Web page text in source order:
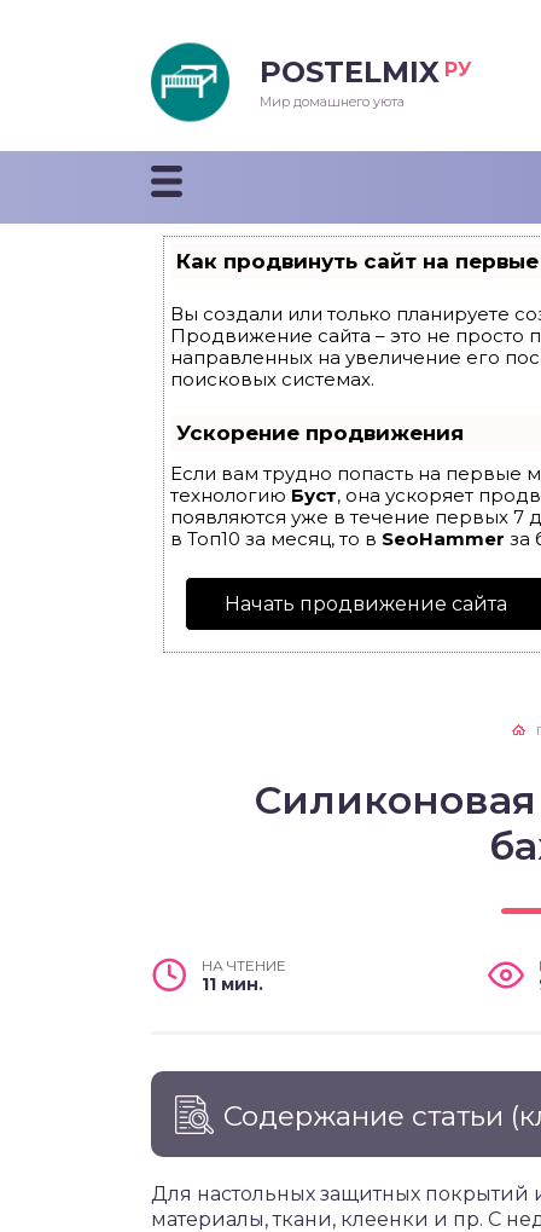
POSTELMIX РУ
Мир домашнего уюта
Как продвинуть сайт на
Вы создали или только планируете
Продвижение сайта – это не просто
направленных на увеличение его
поисковых системах.
Ускорение продвижения
Если вам трудно попасть на первые
технологию Буст, она ускоряет
появляются уже в течение первых 7
в Топ10 за месяц, то в SeoHammer за
Начать продвижение сайта
Силиконовая
НА ЧТЕНИЕ
11 мин.
Содержание статьи
Для настольных защитных покрытий
материалы, ткани, клеенки и пр. С